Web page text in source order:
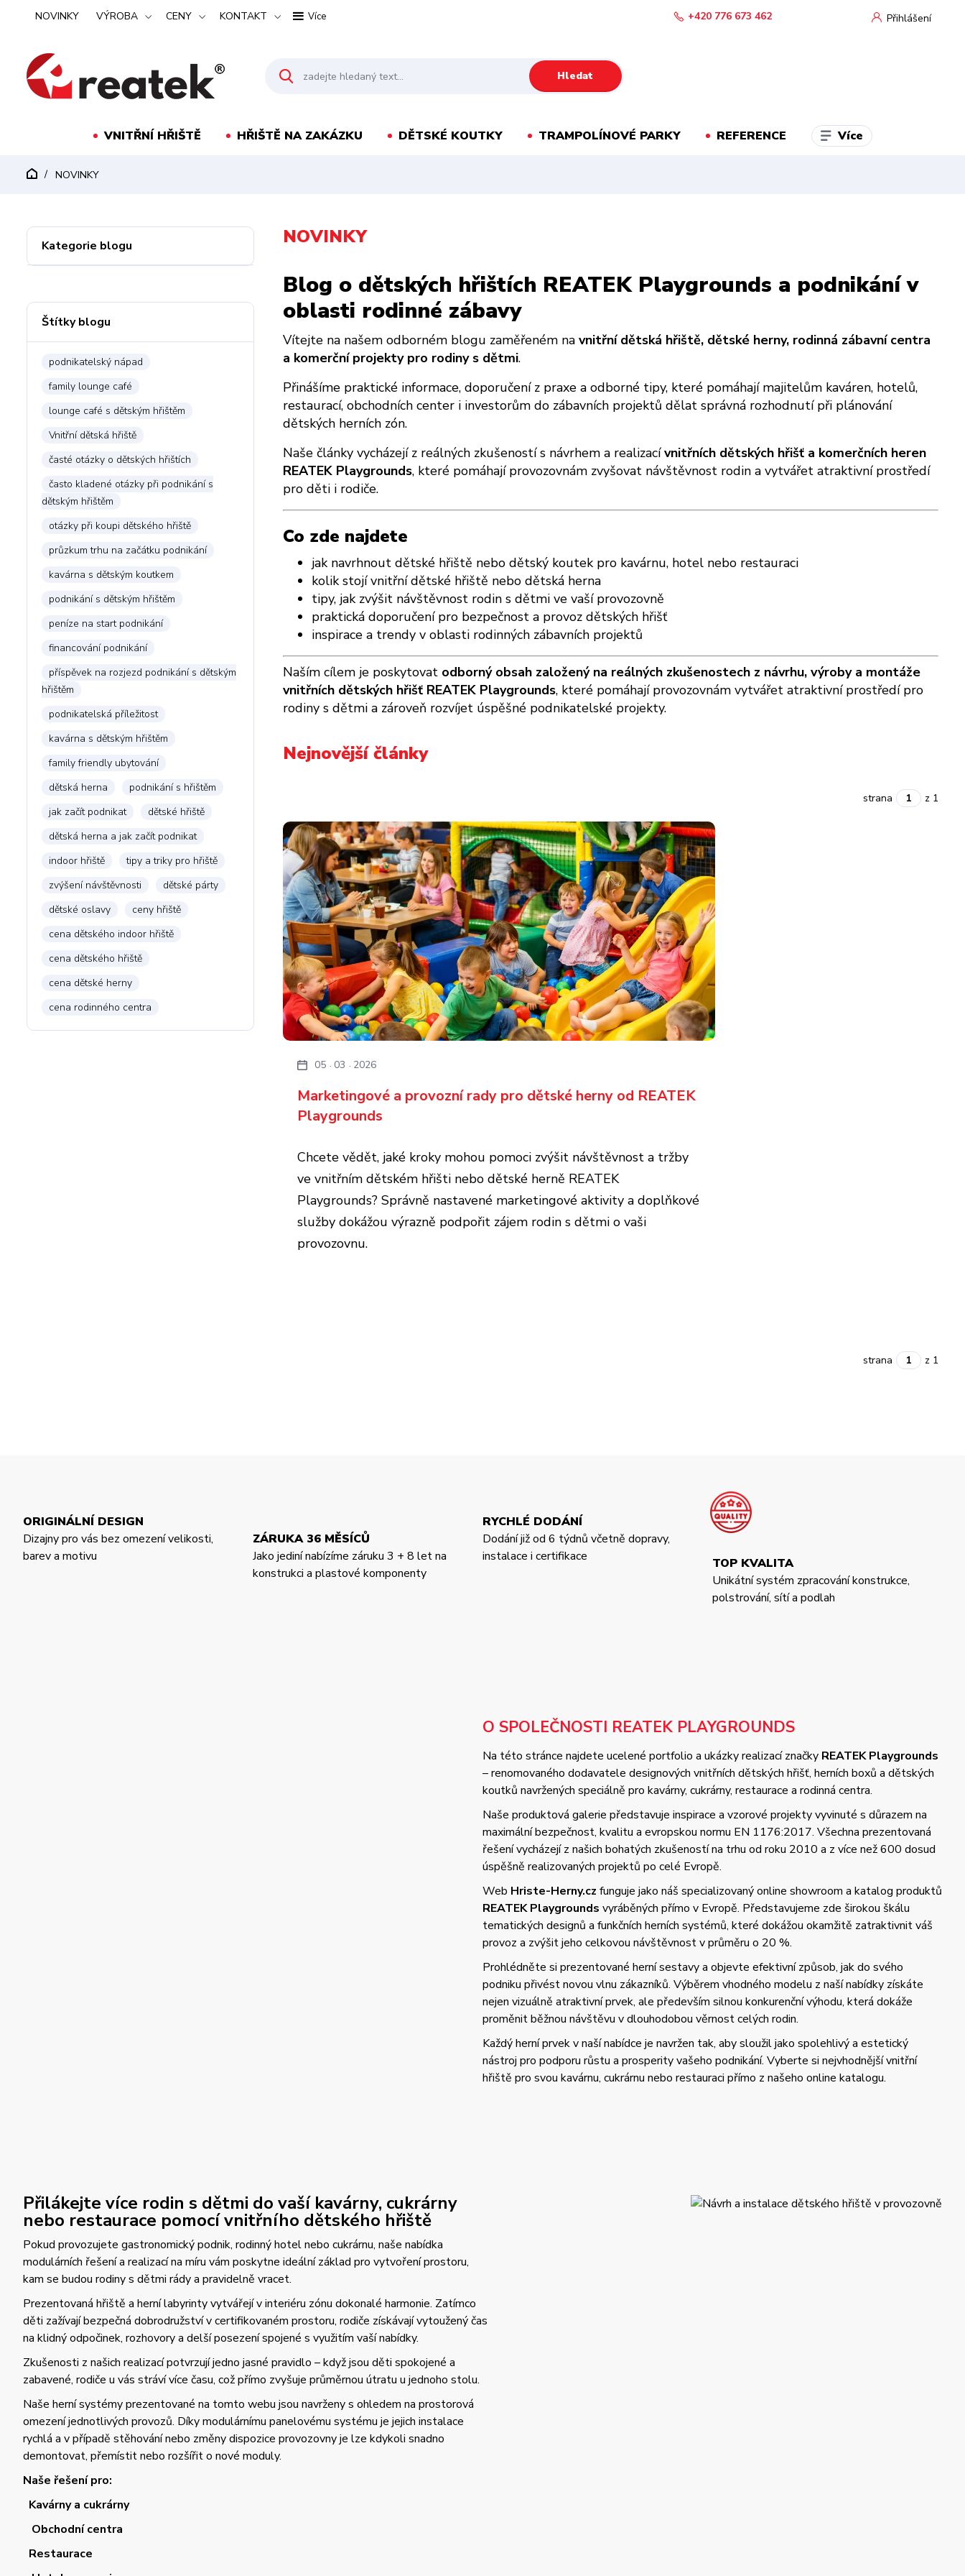
NOVINKY VÝROBA CENY KONTAKT Více Přihlášení
Hledat
+420 776 673 462
VNITŘNÍ HŘIŠTĚ HŘIŠTĚ NA ZAKÁZKU DĚTSKÉ KOUTKY TRAMPOLÍNOVÉ PARKY REFERENCE Více
NOVINKY
Kategorie blogu
Štítky blogu
podnikatelský nápad
family lounge café
lounge café s dětským hřištěm
Vnitřní dětská hřiště
časté otázky o dětských hřištích
často kladené otázky při podnikání s
dětským hřištěm
otázky při koupi dětského hřiště
průzkum trhu na začátku podnikání
kavárna s dětským koutkem
podnikání s dětským hřištěm
peníze na start podnikání
financování podnikání
příspěvek na rozjezd podnikání s dětským
hřištěm
podnikatelská příležitost
kavárna s dětským hřištěm
family friendly ubytování
dětská herna
podnikání s hřištěm
jak začít podnikat
dětské hřiště
dětská herna a jak začít podnikat
indoor hřiště
tipy a triky pro hřiště
zvýšení návštěvnosti
dětské párty
dětské oslavy
ceny hřiště
cena dětského indoor hřiště
cena dětského hřiště
cena dětské herny
cena rodinného centra
NOVINKY
Blog o dětských hřištích REATEK Playgrounds a podnikání v
oblasti rodinné zábavy
Vítejte na našem odborném blogu zaměřeném navnitřní dětská hřiště, dětské herny, rodinná zábavní centra
a komerční projekty pro rodiny s dětmi.
Přinášíme praktické informace, doporučení z praxe a odborné tipy, které pomáhají majitelům kaváren, hotelů,
restaurací, obchodních center i investorům do zábavních projektů dělat správná rozhodnutí při plánování
dětských herních zón.
Naše články vycházejí z reálných zkušeností s návrhem a realizacívnitřních dětských hřišť a komerčních heren
REATEK Playgrounds, které pomáhají provozovnám zvyšovat návštěvnost rodin a vytvářet atraktivní prostředí
pro děti i rodiče.
Co zde najdete
jak navrhnout dětské hřiště nebo dětský koutek pro kavárnu, hotel nebo restauraci
kolik stojí vnitřní dětské hřiště nebo dětská herna
tipy, jak zvýšit návštěvnost rodin s dětmi ve vaší provozovně
praktická doporučení pro bezpečnost a provoz dětských hřišť
inspirace a trendy v oblasti rodinných zábavních projektů
Naším cílem je poskytovat odborný obsah založený na reálných zkušenostech z návrhu, výroby a montáže
vnitřních dětských hřišť REATEK Playgrounds, které pomáhají provozovnám vytvářet atraktivní prostředí pro
rodiny s dětmi a zároveň rozvíjet úspěšné podnikatelské projekty.
Nejnovější články
strana z 1
Marketingové a provozní rady pro dětské herny od REATEK
Playgrounds
05 03 2026
Chcete vědět, jaké kroky mohou pomoci zvýšit návštěvnost a tržby
ve vnitřním dětském hřišti nebo dětské herně REATEK
Playgrounds? Správně nastavené marketingové aktivity a doplňkové
služby dokážou výrazně podpořit zájem rodin s dětmi o vaši
provozovnu.
strana z 1
ORIGINÁLNÍ DESIGN
Dizajny pro vás bez omezení velikosti,
barev a motivu
ZÁRUKA 36 MĚSÍCŮ
Jako jediní nabízíme záruku 3 + 8 let na
konstrukci a plastové komponenty
RYCHLÉ DODÁNÍ
Dodání již od 6 týdnů včetně dopravy,
instalace i certifikace
TOP KVALITA
Unikátní systém zpracování konstrukce,
polstrování, sítí a podlah
O SPOLEČNOSTI REATEK PLAYGROUNDS
Na této stránce najdete ucelené portfolio a ukázky realizací značky REATEK Playgrounds
– renomovaného dodavatele designových vnitřních dětských hřišť, herních boxů a dětských
koutků navržených speciálně pro kavárny, cukrárny, restaurace a rodinná centra.
Naše produktová galerie představuje inspirace a vzorové projekty vyvinuté s důrazem na
maximální bezpečnost, kvalitu a evropskou normu EN 1176:2017. Všechna prezentovaná
řešení vycházejí z našich bohatých zkušeností na trhu od roku 2010 a z více než 600 dosud
úspěšně realizovaných projektů po celé Evropě.
Web Hriste-Herny.cz funguje jako náš specializovaný online showroom a katalog produktů
REATEK Playgrounds vyráběných přímo v Evropě. Představujeme zde širokou škálu
tematických designů a funkčních herních systémů, které dokážou okamžitě zatraktivnit váš
provoz a zvýšit jeho celkovou návštěvnost v průměru o 20 %.
Prohlédněte si prezentované herní sestavy a objevte efektivní způsob, jak do svého
podniku přivést novou vlnu zákazníků. Výběrem vhodného modelu z naší nabídky získáte
nejen vizuálně atraktivní prvek, ale především silnou konkurenční výhodu, která dokáže
proměnit běžnou návštěvu v dlouhodobou věrnost celých rodin.
Každý herní prvek v naší nabídce je navržen tak, aby sloužil jako spolehlivý a estetický
nástroj pro podporu růstu a prosperity vašeho podnikání. Vyberte si nejvhodnější vnitřní
hřiště pro svou kavárnu, cukrárnu nebo restauraci přímo z našeho online katalogu.
Přilákejte více rodin s dětmi do vaší kavárny, cukrárny
nebo restaurace pomocí vnitřního dětského hřiště
Pokud provozujete gastronomický podnik, rodinný hotel nebo cukrárnu, naše nabídka
modulárních řešení a realizací na míru vám poskytne ideální základ pro vytvoření prostoru,
kam se budou rodiny s dětmi rády a pravidelně vracet.
Prezentovaná hřiště a herní labyrinty vytvářejí v interiéru zónu dokonalé harmonie. Zatímco
děti zažívají bezpečná dobrodružství v certifikovaném prostoru, rodiče získávají vytoužený čas
na klidný odpočinek, rozhovory a delší posezení spojené s využitím vaší nabídky.
Zkušenosti z našich realizací potvrzují jedno jasné pravidlo – když jsou děti spokojené a
zabavené, rodiče u vás stráví více času, což přímo zvyšuje průměrnou útratu u jednoho stolu.
Naše herní systémy prezentované na tomto webu jsou navrženy s ohledem na prostorová
omezení jednotlivých provozů. Díky modulárnímu panelovému systému je jejich instalace
rychlá a v případě stěhování nebo změny dispozice provozovny je lze kdykoli snadno
demontovat, přemístit nebo rozšířit o nové moduly.
Naše řešení pro:
Kavárny a cukrárny
Obchodní centra
Restaurace